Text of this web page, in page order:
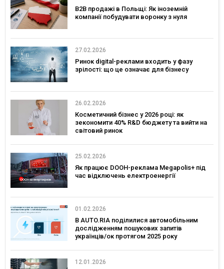
B2B продажі в Польщі: Як іноземній
компанії побудувати воронку з нуля
27.02.2026
Ринок digital-реклами входить у фазу
зрілості: що це означає для бізнесу
26.02.2026
Косметичний бізнес у 2026 році: як
зекономити 40% R&D бюджету та вийти на
світовий ринок
25.02.2026
Як працює DOOH-реклама Megapolis+ під
час відключень електроенергії
01.02.2026
В AUTO.RIA поділилися автомобільним
дослідженням пошукових запитів
українців/ок протягом 2025 року
12.01.2026